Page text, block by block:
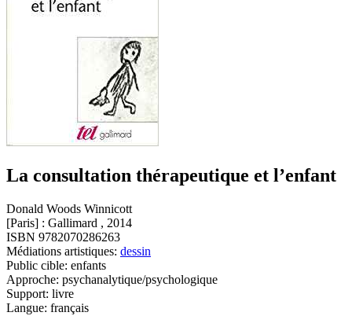
La consultation thérapeutique et l’enfant
Donald Woods Winnicott
[Paris] : Gallimard , 2014
ISBN 9782070286263
Médiations artistiques: dessin
Public cible: enfants
Approche: psychanalytique/psychologique
Support: livre
Langue: français